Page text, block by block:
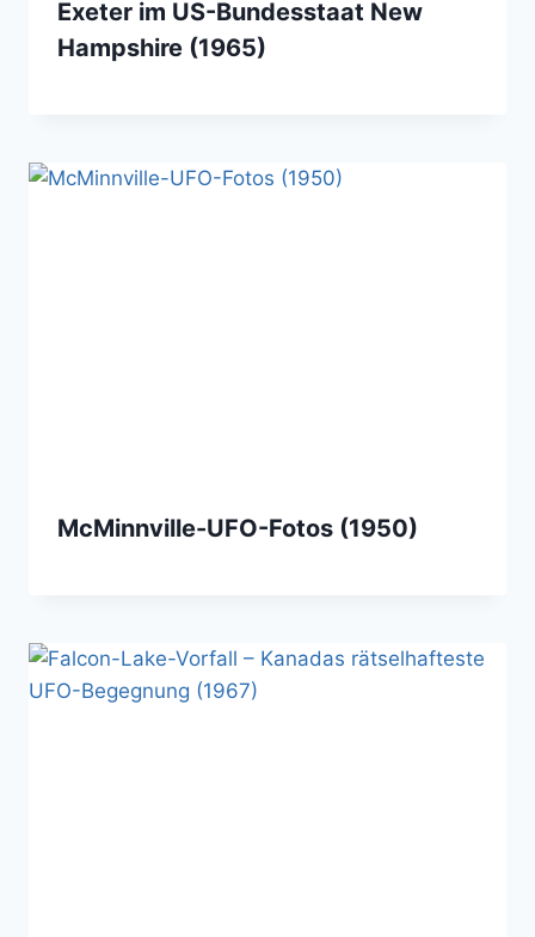
Exeter im US-Bundesstaat New
Hampshire (1965)
McMinnville-UFO-Fotos (1950)